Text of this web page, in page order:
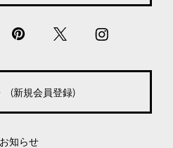
(新規会員登録)
知らせ